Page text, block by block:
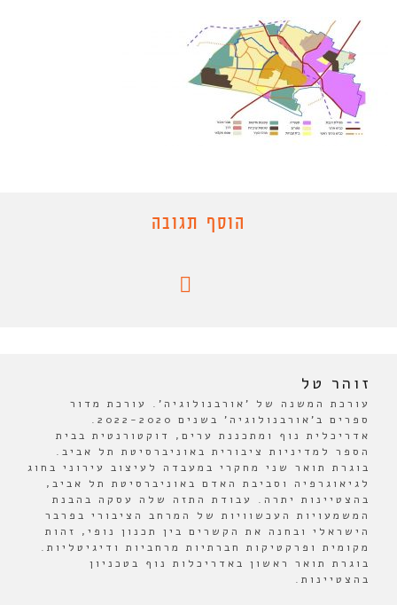
הוסף תגובה
זוהר טל
עורכת המשנה של 'אורבנולוגיה'. עורכת מדור
ספרים ב'אורבנולוגיה' בשנים 2022-2020.
אדריכלית נוף ומתכננת ערים, דוקטורנטית בבית
הספר למדיניות ציבורית באוניברסיטת תל אביב.
בוגרת תואר שני מחקרי במעבדה לעיצוב עירוני בחוג
לגיאוגרפיה וסביבת האדם באוניברסיטת תל אביב,
בהצטיינות יתרה. עבודת התזה שלה עסקה בהבנת
המשמעויות העכשוויות של המרחב הציבורי בפרבר
הישראלי ובחנה את הקשרים בין תכנון נופי, זהות
מקומית ופרקטיקות חברתיות מרחביות ודיגיטליות.
בוגרת תואר ראשון באדריכלות נוף בטכניון
בהצטיינות.